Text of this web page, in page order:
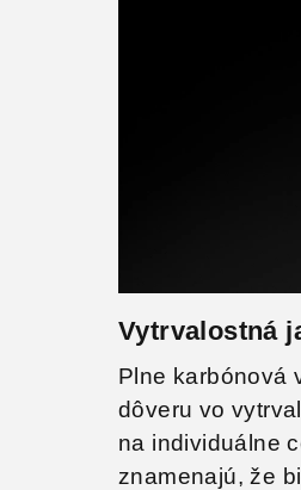
Vytrvalostná
Plne karbónová
dôveru vo
na individuálne
znamenajú, že